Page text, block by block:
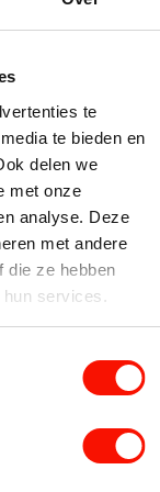
te
te bieden en
delen we
met onze
analyse. Deze
met andere
die ze hebben
services.